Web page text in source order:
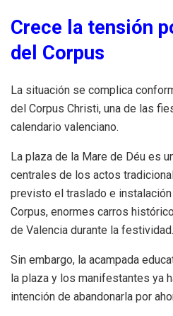
Crece la tensión
del Corpus
La situación se complica
del Corpus Christi, una de las
calendario valenciano.
La plaza de la Mare de Déu es
centrales de los actos
previsto el traslado e
Corpus, enormes carros
de Valencia durante la festividad.
Sin embargo, la acampada
la plaza y los manifestantes ya
intención de abandonarla por